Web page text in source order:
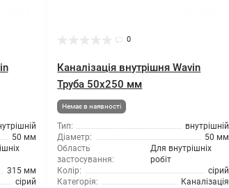
50 мм
315 мм
сірий
0
Каналізація внутрішня Wavin
Труба 50x250 мм
Немає в наявності
Тип:
внутрішній
Діаметр:
50 мм
Область
застосування:
Для внутрішніх
робіт
Колір:
сірий
Категорія:
Каналізація